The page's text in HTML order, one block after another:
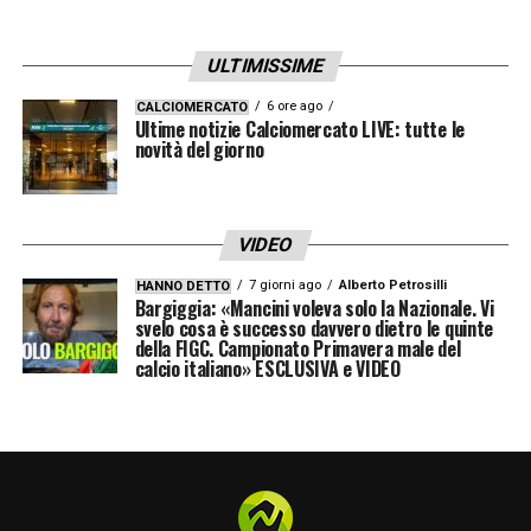
“Basta presentarsi e dire: il mio direttore
sportivo è Raúl González e il mio allenatore è
Xabi Alonso“. Un ticket che
rappresenterebbe un taglio netto col passato
Il giornalista chiude con un appello accorato
ai grandi imprenditori: il Real Madrid ha un
disperato bisogno di elezioni vere e di una
concorrenza democratica che, dalle parti di
ULTIMISSIME
CALCIOMERCATO 6 ore ago
Ultime notizie Calciomercato LIVE: tutte le
novità del giorno
VIDEO
HANNO DETTO 7 giorni ago Alberto Petrosilli
Bargiggia: «Mancini voleva solo la Nazionale. Vi
svelo cosa è successo davvero dietro le quinte
della FIGC. Campionato Primavera male del
calcio italiano» ESCLUSIVA e VIDEO